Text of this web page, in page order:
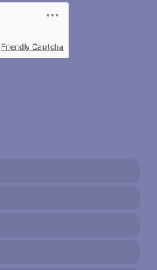
Friendly Captcha